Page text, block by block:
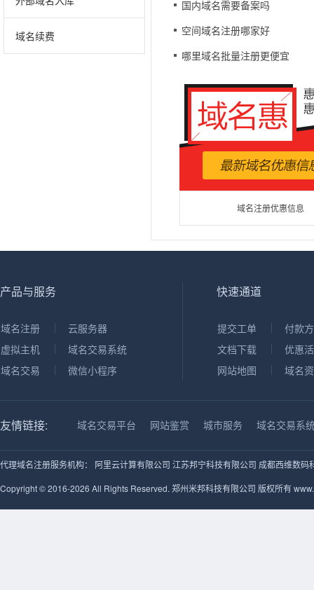
国内域名需要备案吗
空间域名注册哪家好
哪里域名批量注册更便宜
域名注册优惠信息
域名续费
产品与服务
域名注册
云服务器
虚拟主机
域名交易系统
域名交易
微信小程序
快速通道
提交工单
付款
文档下载
优惠
网站地图
域名
友情链接: 域名交易平台 网站鉴赏 城市服务 域名交易系
代理域名注册服务机构： 阿里云计算有限公司 江苏邦宁科技有限公司 成都西维数码
Copyright © 2016-2026 All Rights Reserved. 郑州米邦科技有限公司 版权所有